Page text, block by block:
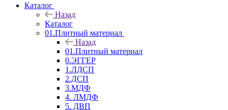
Каталог
Назад
Каталог
01.Плитный материал
Назад
01.Плитный материал
0.ЭГГЕР
1.ЛДСП
2.ДСП
3.МДФ
4. ЛМДФ
5. ДВП